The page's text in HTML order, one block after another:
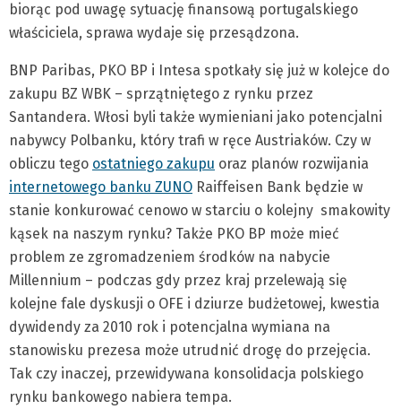
biorąc pod uwagę sytuację finansową portugalskiego
właściciela, sprawa wydaje się przesądzona.
BNP Paribas, PKO BP i Intesa spotkały się już w kolejce do
zakupu BZ WBK – sprzątniętego z rynku przez
Santandera. Włosi byli także wymieniani jako potencjalni
nabywcy Polbanku, który trafi w ręce Austriaków. Czy w
obliczu tego ostatniego zakupu oraz planów rozwijania
internetowego banku ZUNO Raiffeisen Bank będzie w
stanie konkurować cenowo w starciu o kolejny smakowity
kąsek na naszym rynku? Także PKO BP może mieć
problem ze zgromadzeniem środków na nabycie
Millennium – podczas gdy przez kraj przelewają się
kolejne fale dyskusji o OFE i dziurze budżetowej, kwestia
dywidendy za 2010 rok i potencjalna wymiana na
stanowisku prezesa może utrudnić drogę do przejęcia.
Tak czy inaczej, przewidywana konsolidacja polskiego
rynku bankowego nabiera tempa.